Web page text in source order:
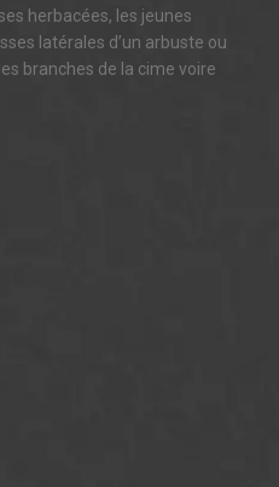
herbacées, les jeunes
latérales d’un arbuste ou
branches de la cime voire